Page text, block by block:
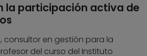
la participación activa de
, consultor en gestión para la
del curso del Instituto